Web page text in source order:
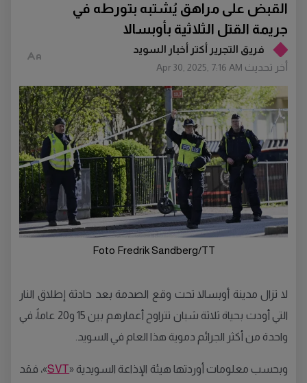
فريق التجرير أكتر أخبار السويد
أخر تحديث Apr 30, 2025, 7:16 AM
القبض على مراهق يُشتبه بتورطه في
جريمة القتل الثلاثية بأوبسالا
Foto Fredrik Sandberg/TT
لا تزال مدينة أوبسالا تحت وقع الصدمة بعد حادثة إطلاق النار
التي أودت بحياة ثلاثة شبان تتراوح أعمارهم بين 15 و20 عاماً، في
واحدة من أكثر الجرائم دموية هذا العام في السويد.
وبحسب معلومات أوردتها هيئة الإذاعة السويدية «SVT»، فقد